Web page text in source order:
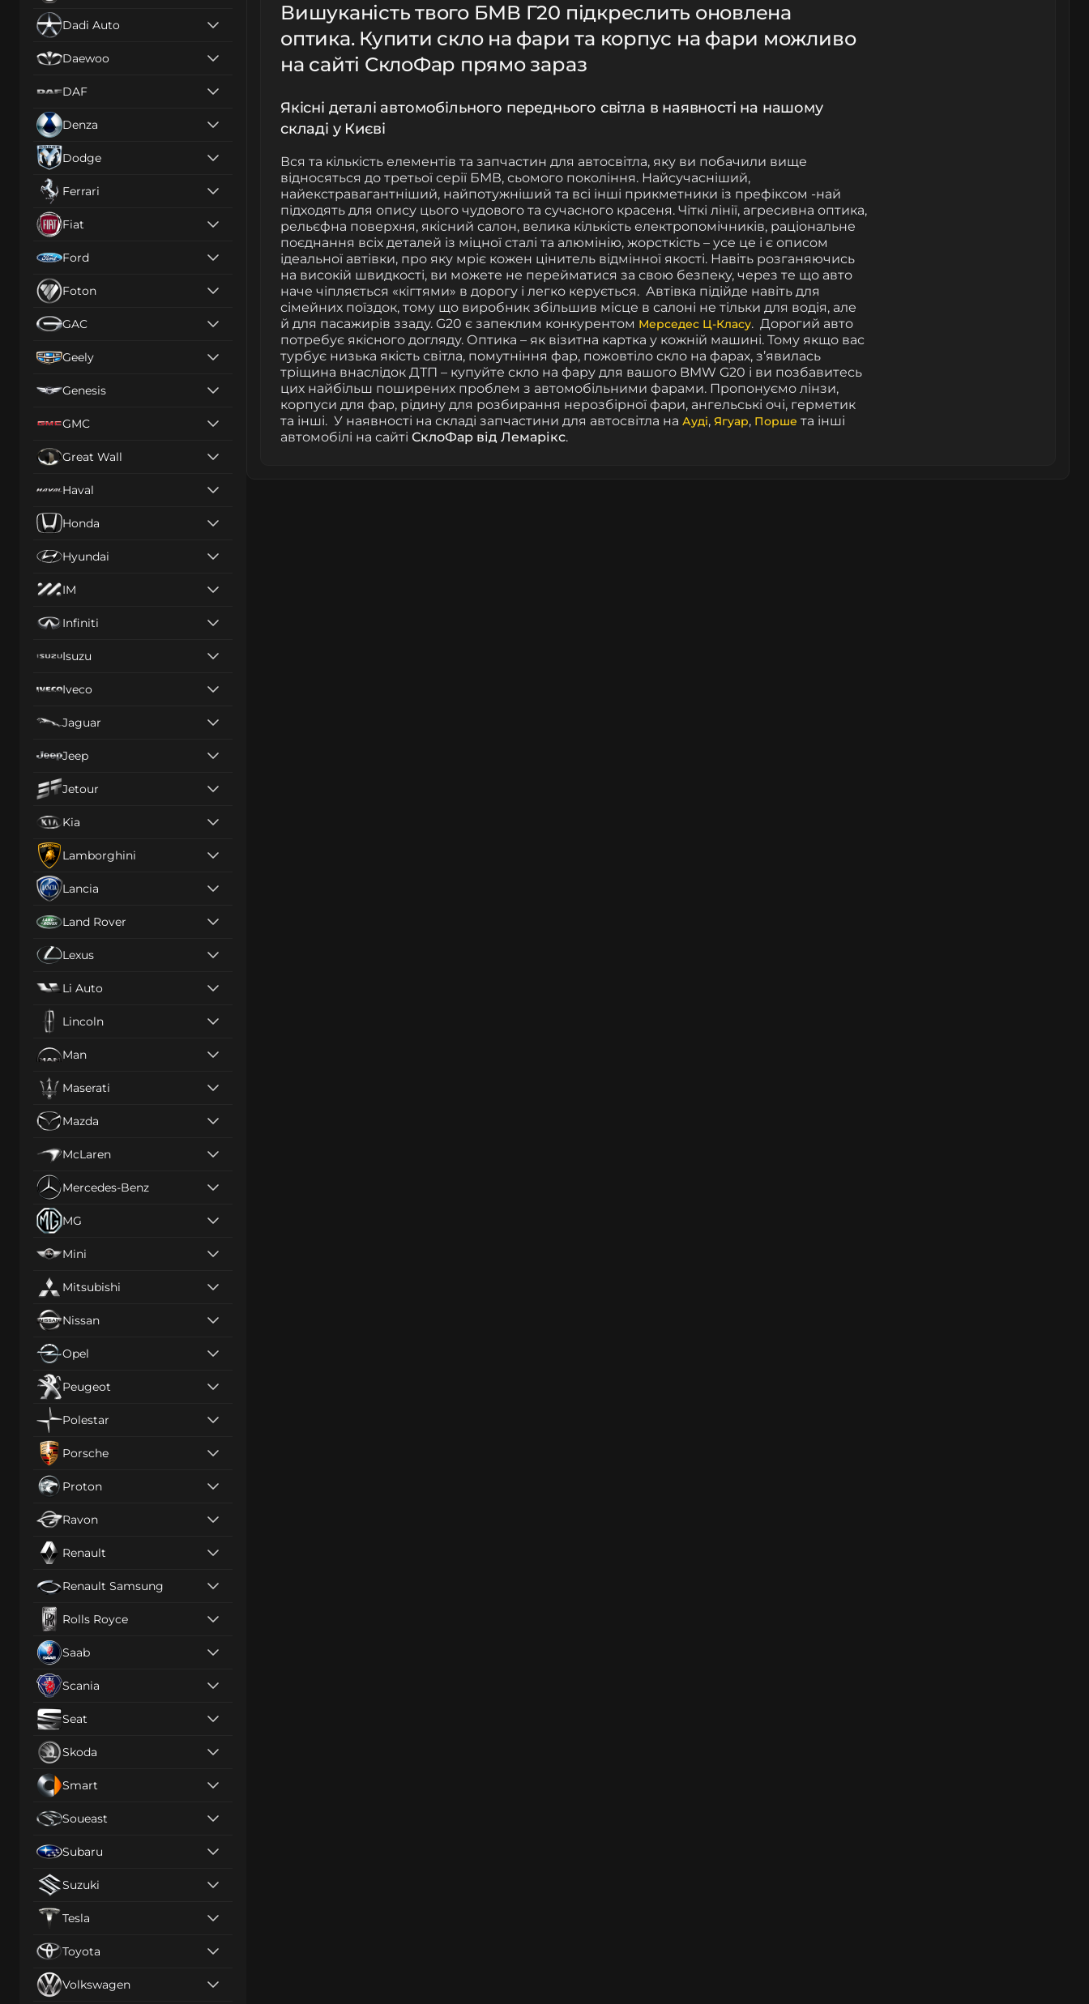
Dadi Auto
Daewoo
DAF
Denza
Dodge
Ferrari
Fiat
Ford
Foton
GAC
Geely
Genesis
GMC
Great Wall
Haval
Honda
Hyundai
IM
Infiniti
Isuzu
Iveco
Jaguar
Jeep
Jetour
Kia
Lamborghini
Lancia
Land Rover
Lexus
Li Auto
Lincoln
Man
Maserati
Mazda
McLaren
Mercedes-Benz
MG
Mini
Mitsubishi
Nissan
Opel
Peugeot
Polestar
Porsche
Proton
Ravon
Renault
Renault Samsung
Rolls Royce
Saab
Scania
Seat
Skoda
Smart
Soueast
Subaru
Suzuki
Tesla
Toyota
Volkswagen
Вишуканість твого БМВ Г20 підкреслить оновлена
оптика. Купити скло на фари та корпус на фари можливо
на сайті СклоФар прямо зараз
Якісні деталі автомобільного переднього світла в наявності на нашому
складі у Києві
Вся та кількість елементів та запчастин для автосвітла, яку ви побачили вище
відносяться до третьої серії БМВ, сьомого покоління. Найсучасніший,
найекстравагантніший, найпотужніший та всі інші прикметники із префіксом -най
підходять для опису цього чудового та сучасного красеня. Чіткі лінії, агресивна оптика,
рельєфна поверхня, якісний салон, велика кількість електропомічників, раціональне
поєднання всіх деталей із міцної сталі та алюмінію, жорсткість – усе це і є описом
ідеальної автівки, про яку мріє кожен цінитель відмінної якості. Навіть розганяючись
на високій швидкості, ви можете не перейматися за свою безпеку, через те що авто
наче чіпляється «кігтями» в дорогу і легко керується. Автівка підійде навіть для
сімейних поїздок, тому що виробник збільшив місце в салоні не тільки для водія, але
й для пасажирів ззаду. G20 є запеклим конкурентом Мерседес Ц-Класу. Дорогий авто
потребує якісного догляду. Оптика – як візитна картка у кожній машині. Тому якщо вас
турбує низька якість світла, помутніння фар, пожовтіло скло на фарах, з’явилась
тріщина внаслідок ДТП – купуйте скло на фару для вашого BMW G20 і ви позбавитесь
цих найбільш поширених проблем з автомобільними фарами. Пропонуємо лінзи,
корпуси для фар, рідину для розбирання нерозбірної фари, ангельські очі, герметик
та інші. У наявності на складі запчастини для автосвітла на Ауді, Ягуар, Порше та інші
автомобілі на сайті СклоФар від Лемарікс.